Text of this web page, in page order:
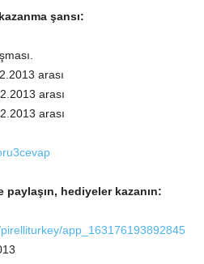
şansı:
arası
arası
arası
paylaşın, hediyeler kazanın:
app_163176193892845